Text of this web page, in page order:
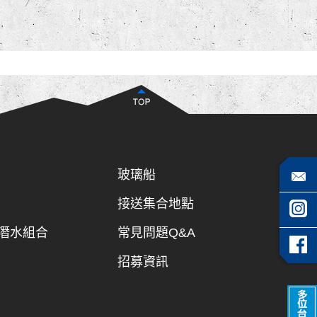
水組合
玻璃船
接送集合地點
常見問題Q&A
招募資訊